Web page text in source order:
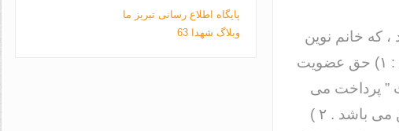
که خانم نوین
چنین پاسخ دادند : منبع درآمد انجمن از دو طریق حاصل میشود : ۱) حق عضویت
” پرداخت می
نمایند که تامین کننده بخشی از هزینه های فعالیت جاری انجمن می باشد . ۲ )
پایگاه اطلاع رسانی تبریز ما
وبلاگ شهدا 63